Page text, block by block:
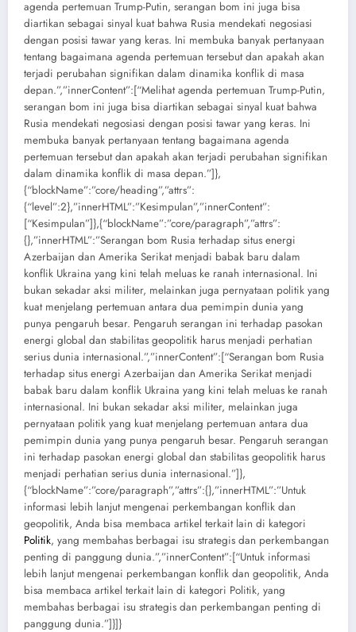
agenda pertemuan Trump-Putin, serangan bom ini juga bisa
diartikan sebagai sinyal kuat bahwa Rusia mendekati negosiasi
dengan posisi tawar yang keras. Ini membuka banyak pertanyaan
tentang bagaimana agenda pertemuan tersebut dan apakah akan
terjadi perubahan signifikan dalam dinamika konflik di masa
depan.”,”innerContent”:[“Melihat agenda pertemuan Trump-Putin,
serangan bom ini juga bisa diartikan sebagai sinyal kuat bahwa
Rusia mendekati negosiasi dengan posisi tawar yang keras. Ini
membuka banyak pertanyaan tentang bagaimana agenda
pertemuan tersebut dan apakah akan terjadi perubahan signifikan
dalam dinamika konflik di masa depan.”]},
{“blockName”:”core/heading”,”attrs”:
{“level”:2},”innerHTML”:”Kesimpulan”,”innerContent”:
[“Kesimpulan”]},{“blockName”:”core/paragraph”,”attrs”:
{},”innerHTML”:”Serangan bom Rusia terhadap situs energi
Azerbaijan dan Amerika Serikat menjadi babak baru dalam
konflik Ukraina yang kini telah meluas ke ranah internasional. Ini
bukan sekadar aksi militer, melainkan juga pernyataan politik yang
kuat menjelang pertemuan antara dua pemimpin dunia yang
punya pengaruh besar. Pengaruh serangan ini terhadap pasokan
energi global dan stabilitas geopolitik harus menjadi perhatian
serius dunia internasional.”,”innerContent”:[“Serangan bom Rusia
terhadap situs energi Azerbaijan dan Amerika Serikat menjadi
babak baru dalam konflik Ukraina yang kini telah meluas ke ranah
internasional. Ini bukan sekadar aksi militer, melainkan juga
pernyataan politik yang kuat menjelang pertemuan antara dua
pemimpin dunia yang punya pengaruh besar. Pengaruh serangan
ini terhadap pasokan energi global dan stabilitas geopolitik harus
menjadi perhatian serius dunia internasional.”]},
{“blockName”:”core/paragraph”,”attrs”:{},”innerHTML”:”Untuk
informasi lebih lanjut mengenai perkembangan konflik dan
geopolitik, Anda bisa membaca artikel terkait lain di kategori
Politik, yang membahas berbagai isu strategis dan perkembangan
penting di panggung dunia.”,”innerContent”:[“Untuk informasi
lebih lanjut mengenai perkembangan konflik dan geopolitik, Anda
bisa membaca artikel terkait lain di kategori Politik, yang
membahas berbagai isu strategis dan perkembangan penting di
panggung dunia.”]}]}